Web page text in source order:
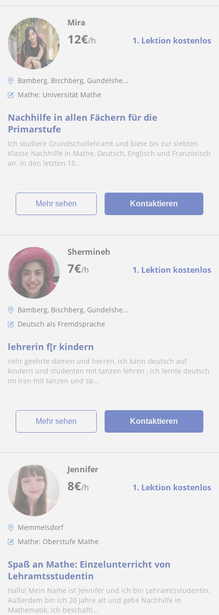
12€/h 1. Lektion kostenlos
Mira
Bamberg, Bischberg, Gundelshe...
Mathe: Universität Mathe
Nachhilfe in allen Fächern für die
Primarstufe
Ich studiere Grundschullehramt und biete bis zur siebten
Klasse Nachhilfe in Mathe, Deutsch, Englisch und Französisch
an. In den letzten 15...
Mehr sehen Kontaktieren
7€/h 1. Lektion kostenlos
Shermineh
Bamberg, Bischberg, Gundelshe...
Deutsch als Fremdsprache
lehrerin f[r kindern
sehr geehrte damen und herren, ich kann deutsch auf
kindern und studenten mit tanzen lehren , ich lernte deutsch
im iran mit tanzen und sp...
Mehr sehen Kontaktieren
8€/h 1. Lektion kostenlos
Jennifer
Memmelsdorf
Mathe: Oberstufe Mathe
Spaß an Mathe: Einzelunterricht von
Lehramtsstudentin
Hallo! Mein Name ist Jennifer und ich bin Lehramtsstudentin.
Außerdem bin ich 20 Jahre alt und gebe Nachhilfe in
Mathematik. Ich beschäfti...